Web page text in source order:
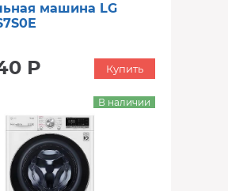
машина LG
Р Купить
В наличии